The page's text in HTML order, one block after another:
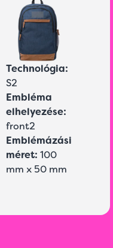
Technológia:
S2
Embléma
elhelyezése:
front2
Emblémázási
méret: 100
mm x 50 mm